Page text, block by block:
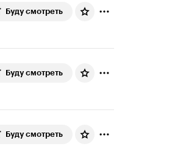
Буду смотреть
Буду смотреть
Буду смотреть